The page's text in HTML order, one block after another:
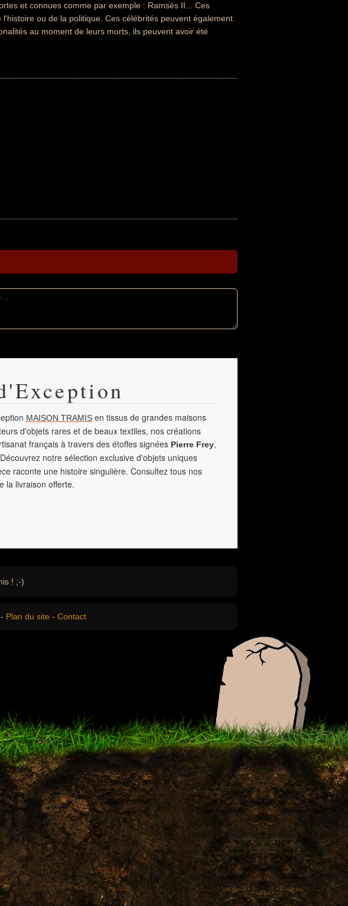
et connues comme par exemple : Ramsès II... Ces
ou de la politique. Ces célébrités peuvent également
au moment de leurs morts, ils peuvent avoir été
MAISON TRAMIS en tissus de grandes maisons
d'objets rares et de beaux textiles, nos créations
français à travers des étoffes signées Pierre Frey,
notre sélection exclusive d'objets uniques
raconte une histoire singulière. Consultez tous nos
la livraison offerte.
! ;-)
- Plan du site - Contact